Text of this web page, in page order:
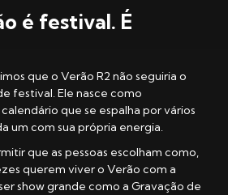
é festival. É
que o Verão R2 não seguiria o
festival. Ele nasce como
que se espalha por vários
um com sua própria energia.
que as pessoas escolham como,
querem viver o Verão com a
show grande como a Gravação de